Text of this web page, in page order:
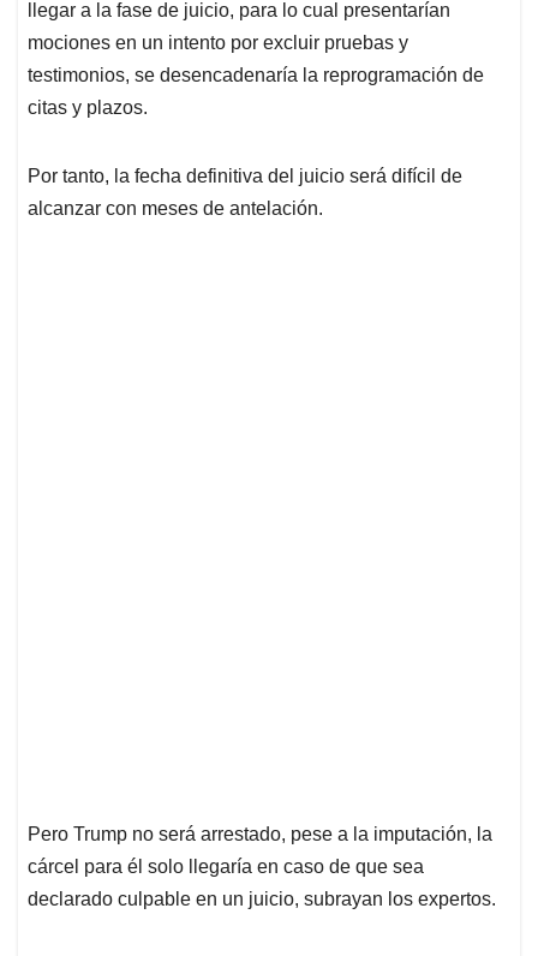
llegar a la fase de juicio, para lo cual presentarían
mociones en un intento por excluir pruebas y
testimonios, se desencadenaría la reprogramación de
citas y plazos.
Por tanto, la fecha definitiva del juicio será difícil de
alcanzar con meses de antelación.
Pero Trump no será arrestado, pese a la imputación, la
cárcel para él solo llegaría en caso de que sea
declarado culpable en un juicio, subrayan los expertos.